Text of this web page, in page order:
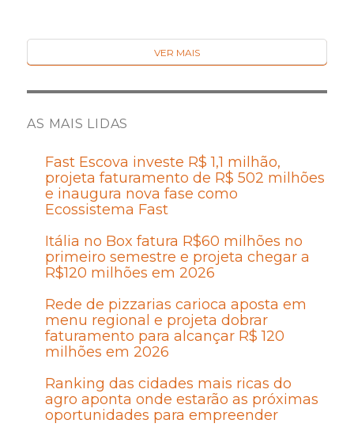
VER MAIS
AS MAIS LIDAS
Fast Escova investe R$ 1,1 milhão,
projeta faturamento de R$ 502 milhões
e inaugura nova fase como
Ecossistema Fast
Itália no Box fatura R$60 milhões no
primeiro semestre e projeta chegar a
R$120 milhões em 2026
Rede de pizzarias carioca aposta em
menu regional e projeta dobrar
faturamento para alcançar R$ 120
milhões em 2026
Ranking das cidades mais ricas do
agro aponta onde estarão as próximas
oportunidades para empreender